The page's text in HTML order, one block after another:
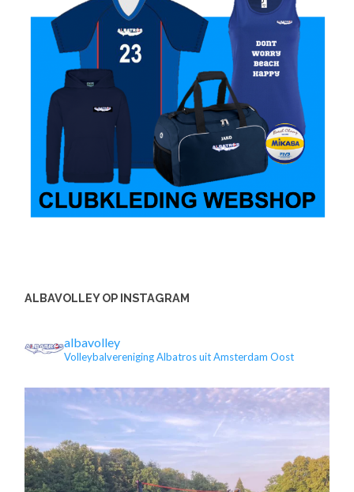
ALBAVOLLEY OP INSTAGRAM
albavolley
Volleybalvereniging Albatros uit Amsterdam Oost